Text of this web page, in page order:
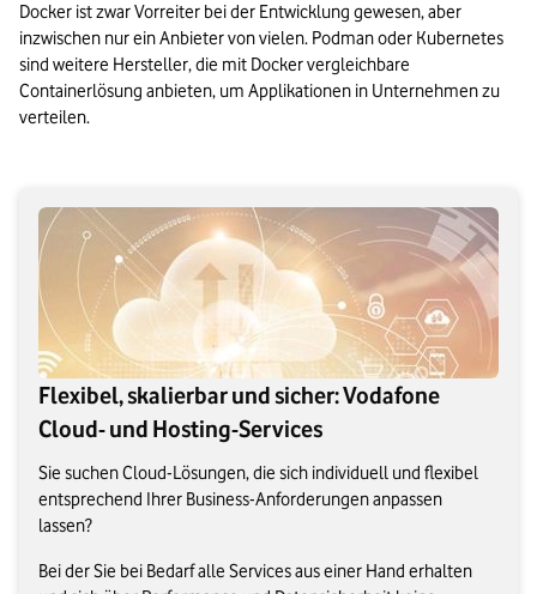
Docker ist zwar Vorreiter bei der Entwicklung gewesen, aber
inzwischen nur ein Anbieter von vielen. Podman oder Kubernetes
sind weitere Hersteller, die mit Docker vergleichbare
Containerlösung anbieten, um Applikationen in Unternehmen zu
verteilen.
Flexibel, skalierbar und sicher: Vodafone
Cloud- und Hosting-Services
Sie suchen Cloud-Lösungen, die sich individuell und flexibel
entsprechend Ihrer Business-Anforderungen anpassen
lassen?
Bei der Sie bei Bedarf alle Services aus einer Hand erhalten